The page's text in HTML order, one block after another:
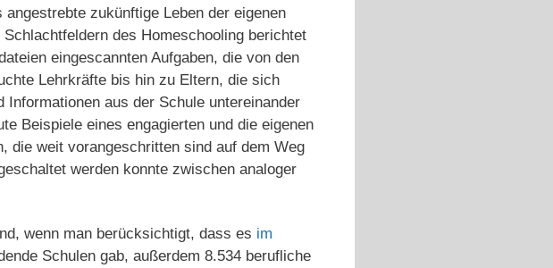
zukünftige Leben der eigenen
des Homeschooling berichtet
eingescannten Aufgaben, die von den
Lehrkräfte bis hin zu Eltern, die sich
aus der Schule untereinander
Beispiele eines engagierten und die eigenen
die weit vorangeschritten sind auf dem Weg
werden konnte zwischen analoger
wenn man berücksichtigt, dass es im
Schulen gab, außerdem 8.534 berufliche